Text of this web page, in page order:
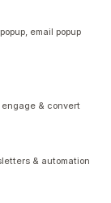
email popup
& convert
& automation